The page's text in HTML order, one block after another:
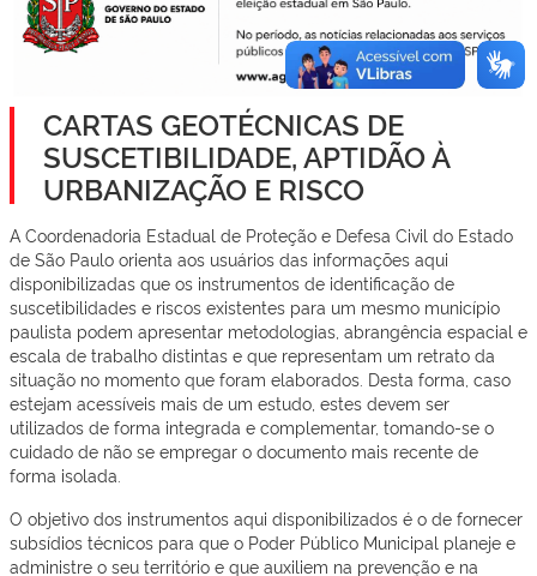
CARTAS GEOTÉCNICAS DE
SUSCETIBILIDADE, APTIDÃO À
URBANIZAÇÃO E RISCO
A Coordenadoria Estadual de Proteção e Defesa Civil do Estado
de São Paulo orienta aos usuários das informações aqui
disponibilizadas que os instrumentos de identificação de
suscetibilidades e riscos existentes para um mesmo município
paulista podem apresentar metodologias, abrangência espacial e
escala de trabalho distintas e que representam um retrato da
situação no momento que foram elaborados. Desta forma, caso
estejam acessíveis mais de um estudo, estes devem ser
utilizados de forma integrada e complementar, tomando-se o
cuidado de não se empregar o documento mais recente de
forma isolada.
O objetivo dos instrumentos aqui disponibilizados é o de fornecer
subsídios técnicos para que o Poder Público Municipal planeje e
administre o seu território e que auxiliem na prevenção e na